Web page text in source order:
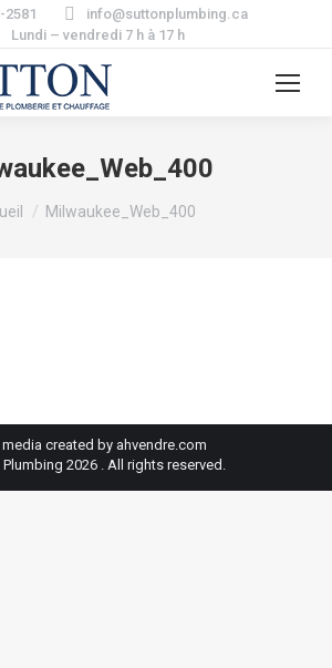
2581
info@suttonplumbing.ca
Lundi – vendredi 7 h à 17 h
êtes ici :Milwaukee_Web_400
created by ahvendre.com
2026 . All rights reserved.